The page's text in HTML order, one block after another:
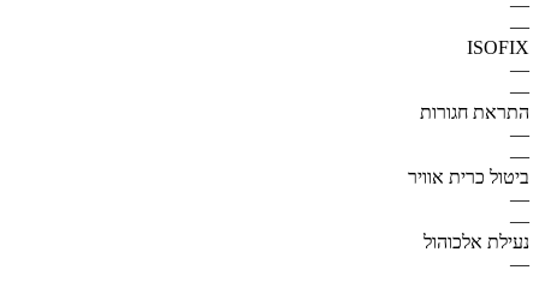
—
ISOFIX
—
—
התראת חגורות
—
—
ביטול כרית אוויר
—
—
נעילת אלכוהול
—